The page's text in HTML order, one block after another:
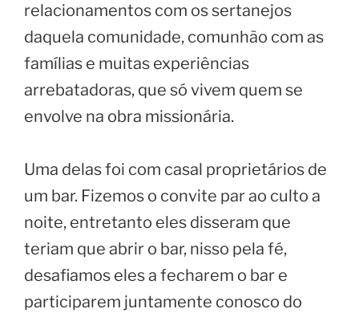
relacionamentos com os sertanejos
daquela comunidade, comunhão com as
famílias e muitas experiências
arrebatadoras, que só vivem quem se
envolve na obra missionária.
Uma delas foi com casal proprietários de
um bar. Fizemos o convite par ao culto a
noite, entretanto eles disseram que
teriam que abrir o bar, nisso pela fé,
desafiamos eles a fecharem o bar e
participarem juntamente conosco do